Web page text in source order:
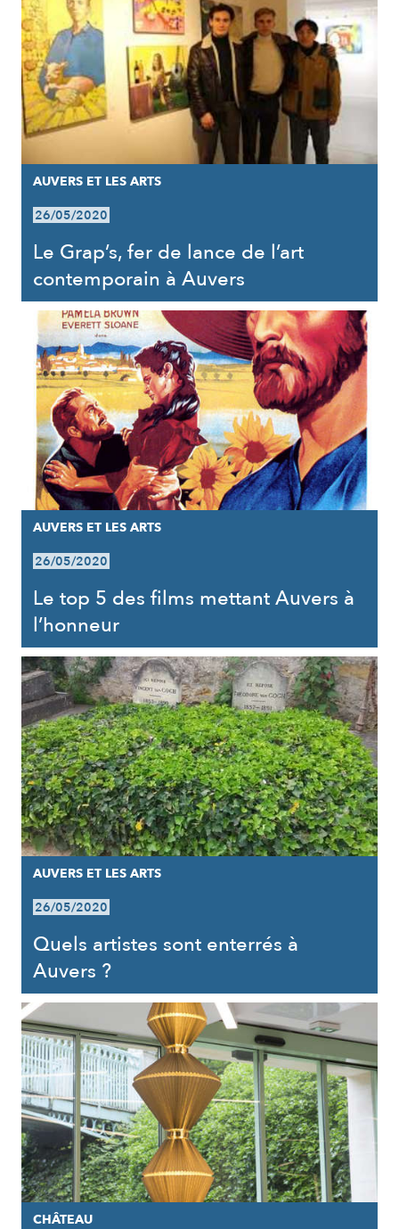
AUVERS ET LES ARTS
26/05/2020
Le Grap’s, fer de lance de l’art
contemporain à Auvers
AUVERS ET LES ARTS
26/05/2020
Le top 5 des films mettant Auvers à
l’honneur
AUVERS ET LES ARTS
26/05/2020
Quels artistes sont enterrés à
Auvers ?
CHÂTEAU